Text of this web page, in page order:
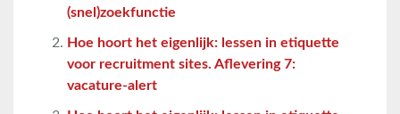
(snel)zoekfunctie
Hoe hoort het eigenlijk: lessen in etiquette
voor recruitment sites. Aflevering 7:
vacature-alert